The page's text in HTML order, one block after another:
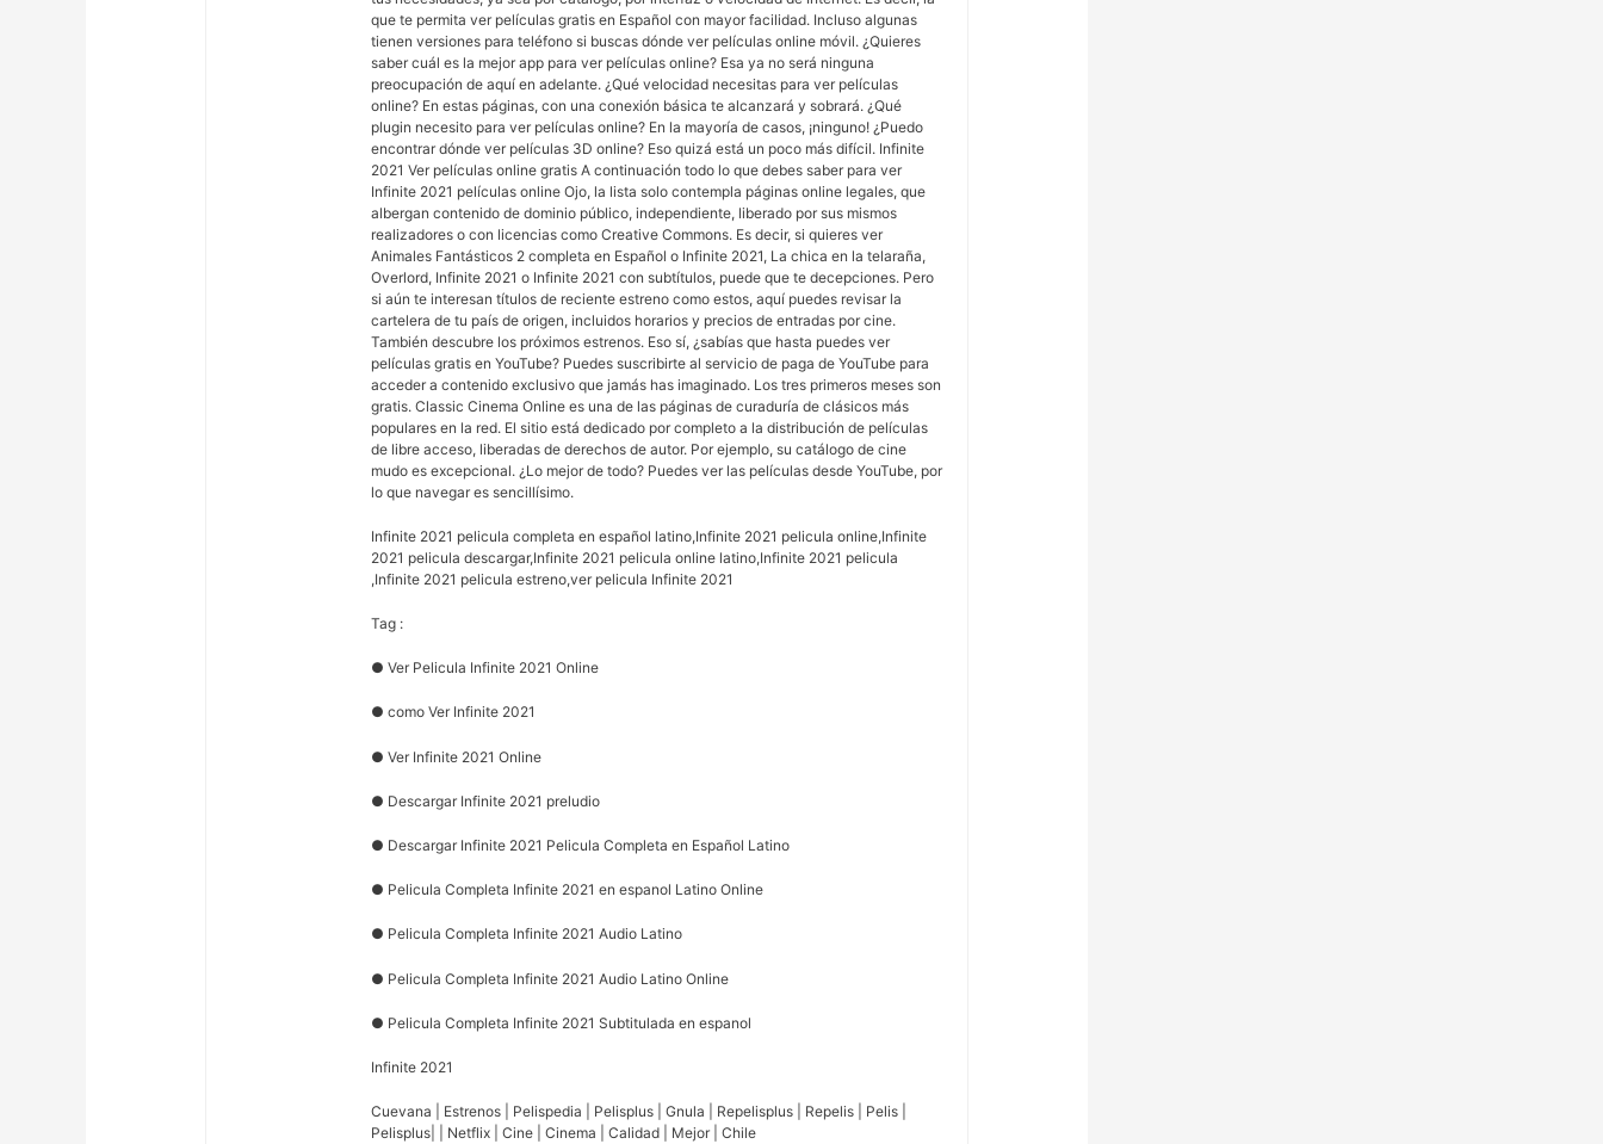
que te permita ver películas gratis en Español con mayor facilidad. Incluso algunas
tienen versiones para teléfono si buscas dónde ver películas online móvil. ¿Quieres
saber cuál es la mejor app para ver películas online? Esa ya no será ninguna
preocupación de aquí en adelante. ¿Qué velocidad necesitas para ver películas
online? En estas páginas, con una conexión básica te alcanzará y sobrará. ¿Qué
plugin necesito para ver películas online? En la mayoría de casos, ¡ninguno! ¿Puedo
encontrar dónde ver películas 3D online? Eso quizá está un poco más difícil. Infinite
2021 Ver películas online gratis A continuación todo lo que debes saber para ver
Infinite 2021 películas online Ojo, la lista solo contempla páginas online legales, que
albergan contenido de dominio público, independiente, liberado por sus mismos
realizadores o con licencias como Creative Commons. Es decir, si quieres ver
Animales Fantásticos 2 completa en Español o Infinite 2021, La chica en la telaraña,
Overlord, Infinite 2021 o Infinite 2021 con subtítulos, puede que te decepciones. Pero
si aún te interesan títulos de reciente estreno como estos, aquí puedes revisar la
cartelera de tu país de origen, incluidos horarios y precios de entradas por cine.
También descubre los próximos estrenos. Eso sí, ¿sabías que hasta puedes ver
películas gratis en YouTube? Puedes suscribirte al servicio de paga de YouTube para
acceder a contenido exclusivo que jamás has imaginado. Los tres primeros meses son
gratis. Classic Cinema Online es una de las páginas de curaduría de clásicos más
populares en la red. El sitio está dedicado por completo a la distribución de películas
de libre acceso, liberadas de derechos de autor. Por ejemplo, su catálogo de cine
mudo es excepcional. ¿Lo mejor de todo? Puedes ver las películas desde YouTube, por
lo que navegar es sencillísimo.
Infinite 2021 pelicula completa en español latino,Infinite 2021 pelicula online,Infinite
2021 pelicula descargar,Infinite 2021 pelicula online latino,Infinite 2021 pelicula
,Infinite 2021 pelicula estreno,ver pelicula Infinite 2021
Tag :
● Ver Pelicula Infinite 2021 Online
● como Ver Infinite 2021
● Ver Infinite 2021 Online
● Descargar Infinite 2021 preludio
● Descargar Infinite 2021 Pelicula Completa en Español Latino
● Pelicula Completa Infinite 2021 en espanol Latino Online
● Pelicula Completa Infinite 2021 Audio Latino
● Pelicula Completa Infinite 2021 Audio Latino Online
● Pelicula Completa Infinite 2021 Subtitulada en espanol
Infinite 2021
Cuevana | Estrenos | Pelispedia | Pelisplus | Gnula | Repelisplus | Repelis | Pelis |
Pelisplus| | Netflix | Cine | Cinema | Calidad | Mejor | Chile